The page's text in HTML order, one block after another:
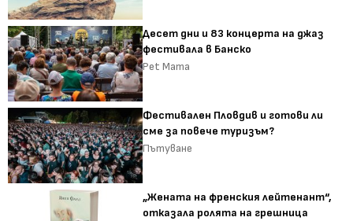
Десет дни и 83 концерта на джаз
фестивала в Банско
Pet Mama
Фестивален Пловдив и готови ли
сме за повече туризъм?
Пътуване
„Жената на френския лейтенант“,
отказала ролята на грешница